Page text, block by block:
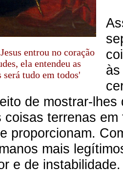
entrou no coração
ela entendeu as
será tudo em todos'
de mostrar-lhes
coisas terrenas em
proporcionam.
mais
e de instabilidade.